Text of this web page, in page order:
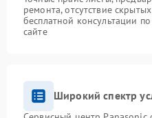
ремонта, отсутствие
бесплатной консультации
сайте
Широкий спектр